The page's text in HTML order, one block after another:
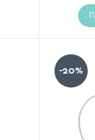
-20%